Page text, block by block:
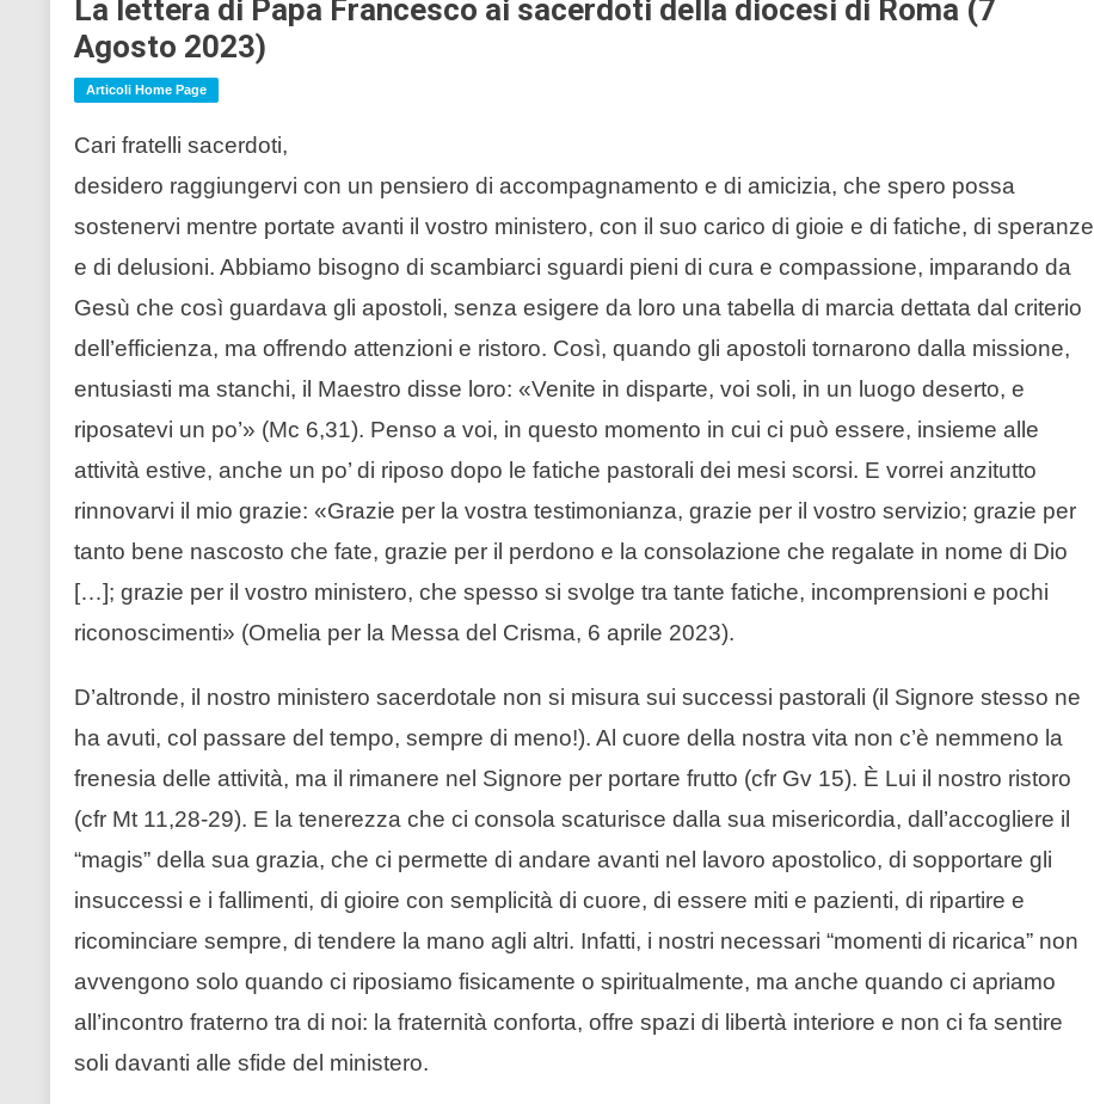
La lettera di Papa Francesco ai sacerdoti della diocesi di Roma (7
Agosto 2023)
Articoli Home Page
Cari fratelli sacerdoti,
desidero raggiungervi con un pensiero di accompagnamento e di amicizia, che spero possa
sostenervi mentre portate avanti il vostro ministero, con il suo carico di gioie e di fatiche, di speranze
e di delusioni. Abbiamo bisogno di scambiarci sguardi pieni di cura e compassione, imparando da
Gesù che così guardava gli apostoli, senza esigere da loro una tabella di marcia dettata dal criterio
dell’efficienza, ma offrendo attenzioni e ristoro. Così, quando gli apostoli tornarono dalla missione,
entusiasti ma stanchi, il Maestro disse loro: «Venite in disparte, voi soli, in un luogo deserto, e
riposatevi un po’» (Mc 6,31). Penso a voi, in questo momento in cui ci può essere, insieme alle
attività estive, anche un po’ di riposo dopo le fatiche pastorali dei mesi scorsi. E vorrei anzitutto
rinnovarvi il mio grazie: «Grazie per la vostra testimonianza, grazie per il vostro servizio; grazie per
tanto bene nascosto che fate, grazie per il perdono e la consolazione che regalate in nome di Dio
[…]; grazie per il vostro ministero, che spesso si svolge tra tante fatiche, incomprensioni e pochi
riconoscimenti» (Omelia per la Messa del Crisma, 6 aprile 2023).
D’altronde, il nostro ministero sacerdotale non si misura sui successi pastorali (il Signore stesso ne
ha avuti, col passare del tempo, sempre di meno!). Al cuore della nostra vita non c’è nemmeno la
frenesia delle attività, ma il rimanere nel Signore per portare frutto (cfr Gv 15). È Lui il nostro ristoro
(cfr Mt 11,28-29). E la tenerezza che ci consola scaturisce dalla sua misericordia, dall’accogliere il
“magis” della sua grazia, che ci permette di andare avanti nel lavoro apostolico, di sopportare gli
insuccessi e i fallimenti, di gioire con semplicità di cuore, di essere miti e pazienti, di ripartire e
ricominciare sempre, di tendere la mano agli altri. Infatti, i nostri necessari “momenti di ricarica” non
avvengono solo quando ci riposiamo fisicamente o spiritualmente, ma anche quando ci apriamo
all’incontro fraterno tra di noi: la fraternità conforta, offre spazi di libertà interiore e non ci fa sentire
soli davanti alle sfide del ministero.